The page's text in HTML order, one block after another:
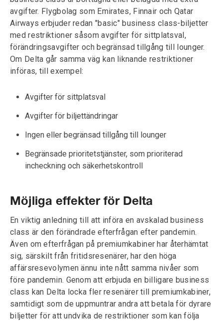
avgifter. Flygbolag som Emirates, Finnair och Qatar
Airways erbjuder redan "basic" business class-biljetter
med restriktioner såsom avgifter för sittplatsval,
förändringsavgifter och begränsad tillgång till lounger.
Om Delta går samma väg kan liknande restriktioner
införas, till exempel:
Avgifter för sittplatsval
Avgifter för biljettändringar
Ingen eller begränsad tillgång till lounger
Begränsade prioritetstjänster, som prioriterad
incheckning och säkerhetskontroll
Möjliga effekter för Delta
En viktig anledning till att införa en avskalad business
class är den förändrade efterfrågan efter pandemin.
Även om efterfrågan på premiumkabiner har återhämtat
sig, särskilt från fritidsresenärer, har den höga
affärsresevolymen ännu inte nått samma nivåer som
före pandemin. Genom att erbjuda en billigare business
class kan Delta locka fler resenärer till premiumkabiner,
samtidigt som de uppmuntrar andra att betala för dyrare
biljetter för att undvika de restriktioner som kan följa